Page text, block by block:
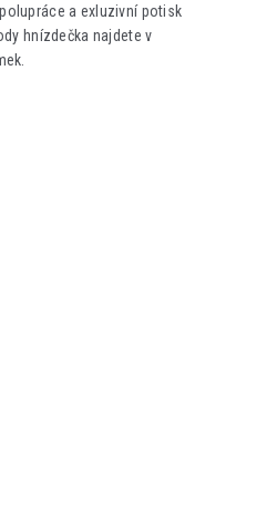
a exluzivní potisk
hnízdečka najdete v